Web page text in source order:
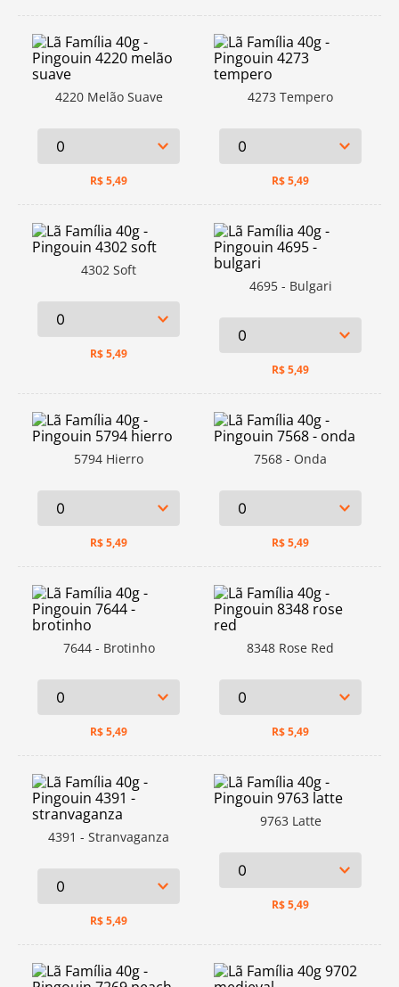
4220 Melão Suave
R$5,49
4273 Tempero
R$5,49
4302 Soft
R$5,49
4695 - Bulgari
R$5,49
5794 Hierro
R$5,49
7568 - Onda
R$5,49
7644 - Brotinho
R$5,49
8348 Rose Red
R$5,49
4391 - Stranvaganza
R$5,49
9763 Latte
R$5,49